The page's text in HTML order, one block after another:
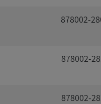
878002-
878002-
878002-